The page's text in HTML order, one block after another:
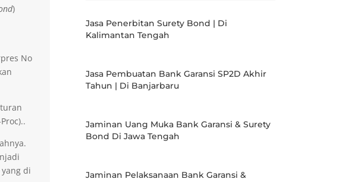
)
No
di
Jasa Penerbitan Surety Bond | Di
Kalimantan Tengah
Jasa Pembuatan Bank Garansi SP2D Akhir
Tahun | Di Banjarbaru
Jaminan Uang Muka Bank Garansi & Surety
Bond Di Jawa Tengah
Jaminan Pelaksanaan Bank Garansi &